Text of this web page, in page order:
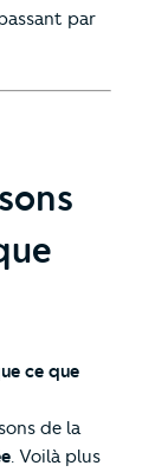
passant par
ce que
de la
. Voilà plus